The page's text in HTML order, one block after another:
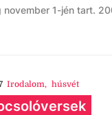
november 1-jén tart.
Irodalom, húsvét